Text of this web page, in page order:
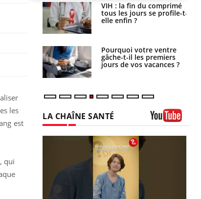
les
est
qui
VIH : la fin du comprimé
tous les jours se profile-t-
elle enfin ?
Pourquoi votre ventre
gâche-t-il les premiers
jours de vos vacances ?
LA CHAÎNE SANTÉ